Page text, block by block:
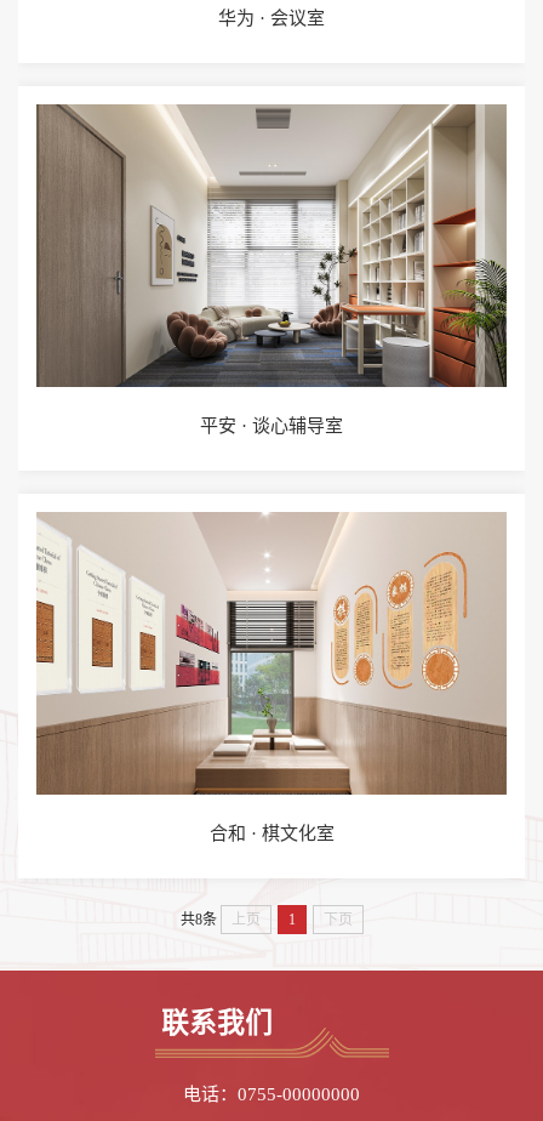
华为 · 会议室
平安 · 谈心辅导室
合和 · 棋文化室
共8条 上页 1 下页
联系我们
电话：0755-00000000